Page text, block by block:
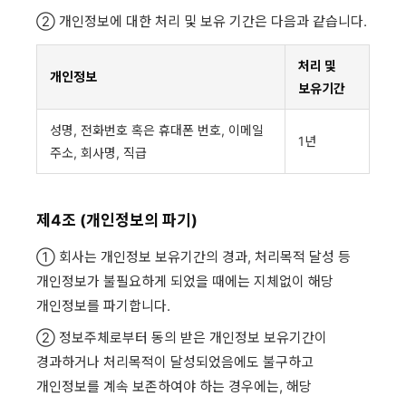
② 개인정보에 대한 처리 및 보유 기간은 다음과 같습니다.
개인정보
처리 및
보유기간
성명, 전화번호 혹은 휴대폰 번호, 이메일
주소, 회사명, 직급
1년
제4조 (개인정보의 파기)
① 회사는 개인정보 보유기간의 경과, 처리목적 달성 등
개인정보가 불필요하게 되었을 때에는 지체없이 해당
개인정보를 파기합니다.
② 정보주체로부터 동의 받은 개인정보 보유기간이
경과하거나 처리목적이 달성되었음에도 불구하고
개인정보를 계속 보존하여야 하는 경우에는, 해당